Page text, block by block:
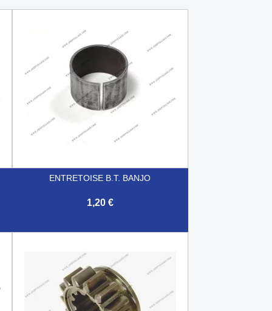
ENTRETOISE B.T. BANJO
1,20 €